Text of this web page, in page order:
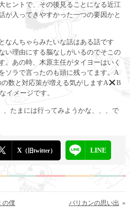
ヒントで、その後見ることになる近江
が入ってきやすかった一つの要因かと
なんちゃらみたいな話はある話です
い理由にする脳なしがいるのでそこの
。あの時、木原主任がタイヨーはいく
ソラで言ったのも頭に残ってます。A
数と対応策が増える気がしますA
B
イメージです。
たまには行ってみようかな、、、で
X（旧twitter） LINE
の僕
»
バリカンの思い出